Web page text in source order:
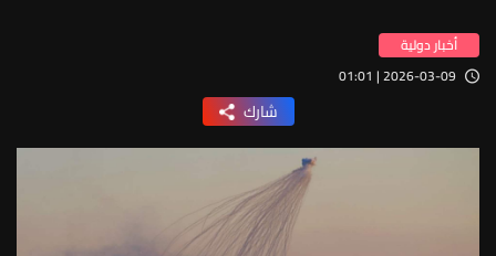
أخبار دولية
2026-03-09 | 01:01
شارك